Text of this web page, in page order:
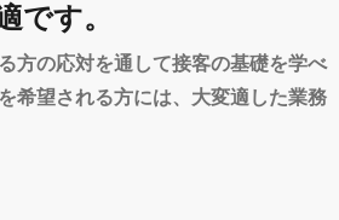
です。
方の応対を通して接客の基礎を学べ
希望される方には、大変適した業務